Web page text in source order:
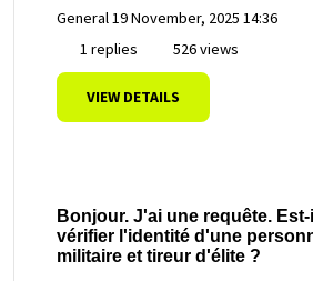
General19 November, 2025 14:36
1 replies
526 views
VIEW DETAILS
Bonjour. J'ai une requête.
vérifier l'identité d'une
militaire et tireur d'élite ?